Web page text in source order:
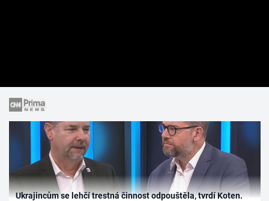
Ukrajincům se lehčí trestná činnost odpouštěla, tvrdí Koten.